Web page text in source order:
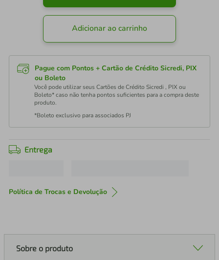
Adicionar ao carrinho
Pague com Pontos + Cartão de Crédito Sicredi, PIX
ou Boleto
Você pode utilizar seus Cartões de Crédito Sicredi , PIX ou
Boleto* caso não tenha pontos suficientes para a compra deste
produto.
*Boleto exclusivo para associados PJ
Entrega
Política de Trocas e Devolução
Sobre o produto